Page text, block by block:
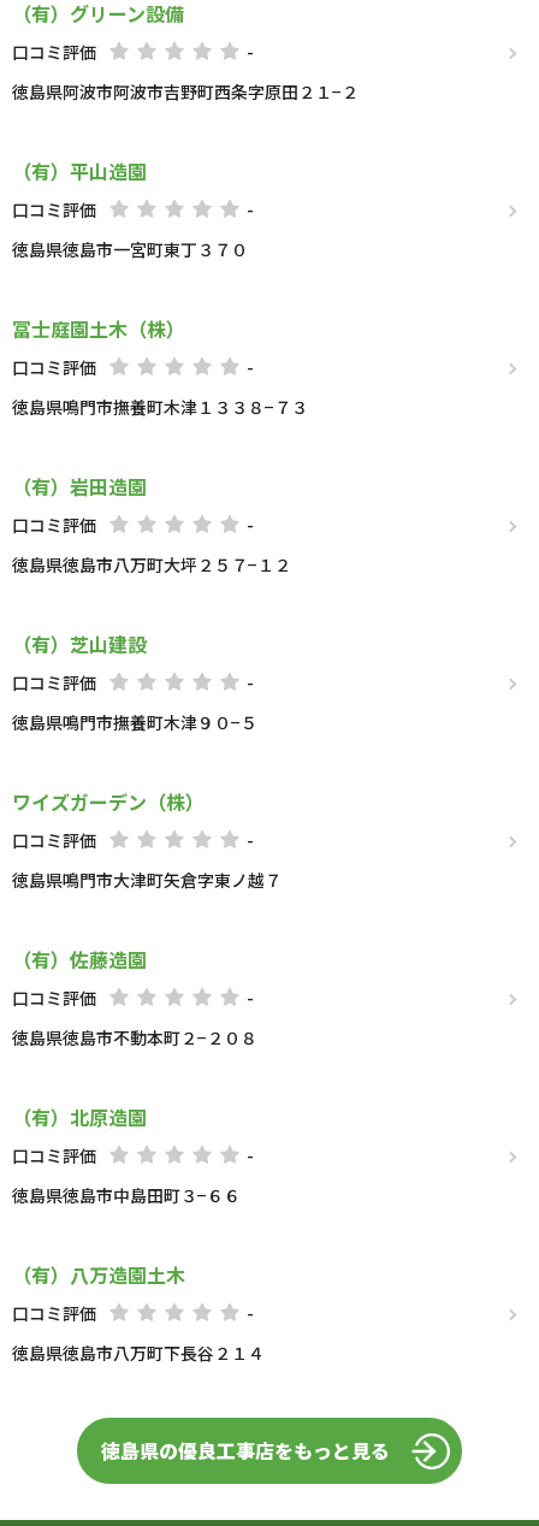
（有）グリーン設備
口コミ評価
-
徳島県阿波市阿波市吉野町西条字原田２１−２
（有）平山造園
口コミ評価
-
徳島県徳島市一宮町東丁３７０
冨士庭園土木（株）
口コミ評価
-
徳島県鳴門市撫養町木津１３３８−７３
（有）岩田造園
口コミ評価
-
徳島県徳島市八万町大坪２５７−１２
（有）芝山建設
口コミ評価
-
徳島県鳴門市撫養町木津９０−５
ワイズガーデン（株）
口コミ評価
-
徳島県鳴門市大津町矢倉字東ノ越７
（有）佐藤造園
口コミ評価
-
徳島県徳島市不動本町２−２０８
（有）北原造園
口コミ評価
-
徳島県徳島市中島田町３−６６
（有）八万造園土木
口コミ評価
-
徳島県徳島市八万町下長谷２１４
徳島県の優良工事店をもっと見る